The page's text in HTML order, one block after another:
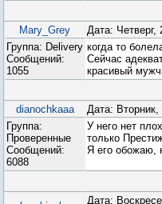
Mary_Grey Дата:
Группа: Delivery
Сообщений:
1055
когда то
Сейчас
красивый
dianochkaaa Дата:
Группа:
Проверенные
Сообщений:
6088
У него нет
только
Я его обожаю,
Дата: